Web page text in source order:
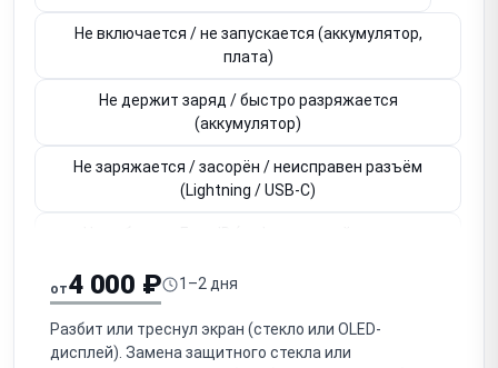
Не включается / не запускается (аккумулятор,
плата)
Не держит заряд / быстро разряжается
(аккумулятор)
Не заряжается / засорён / неисправен разъём
(Lightning / USB-C)
Не работает Touch ID / кнопка Home (привязана к
плате)
от4 000 ₽ 1–2 дня
Разбит или треснул экран (стекло или OLED-
дисплей). Замена защитного стекла или